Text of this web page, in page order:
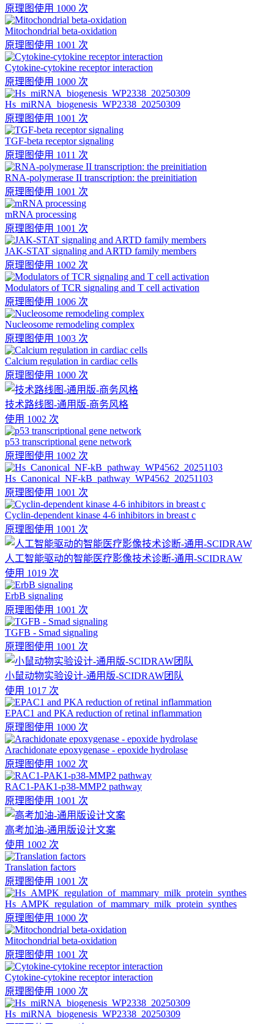
原理图使用 1000 次
Mitochondrial beta-oxidation
原理图使用 1001 次
Cytokine-cytokine receptor interaction
原理图使用 1000 次
Hs_miRNA_biogenesis_WP2338_20250309
原理图使用 1001 次
TGF-beta receptor signaling
原理图使用 1011 次
RNA-polymerase II transcription: the preinitiation
原理图使用 1001 次
mRNA processing
原理图使用 1001 次
JAK-STAT signaling and ARTD family members
原理图使用 1002 次
Modulators of TCR signaling and T cell activation
原理图使用 1006 次
Nucleosome remodeling complex
原理图使用 1003 次
Calcium regulation in cardiac cells
原理图使用 1000 次
技术路线图-通用版-商务风格
使用 1002 次
p53 transcriptional gene network
原理图使用 1002 次
Hs_Canonical_NF-kB_pathway_WP4562_20251103
原理图使用 1001 次
Cyclin-dependent kinase 4-6 inhibitors in breast c
原理图使用 1001 次
人工智能驱动的智能医疗影像技术诊断-通用-SCIDRAW
使用 1019 次
ErbB signaling
原理图使用 1001 次
TGFB - Smad signaling
原理图使用 1001 次
小鼠动物实验设计-通用版-SCIDRAW团队
使用 1017 次
EPAC1 and PKA reduction of retinal inflammation
原理图使用 1000 次
Arachidonate epoxygenase - epoxide hydrolase
原理图使用 1002 次
RAC1-PAK1-p38-MMP2 pathway
原理图使用 1001 次
高考加油-通用版设计文案
使用 1002 次
Translation factors
原理图使用 1001 次
Hs_AMPK_regulation_of_mammary_milk_protein_synthes
原理图使用 1000 次
Mitochondrial beta-oxidation
原理图使用 1001 次
Cytokine-cytokine receptor interaction
原理图使用 1000 次
Hs_miRNA_biogenesis_WP2338_20250309